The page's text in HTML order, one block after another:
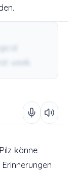
Pilz könne
Erinnerungen